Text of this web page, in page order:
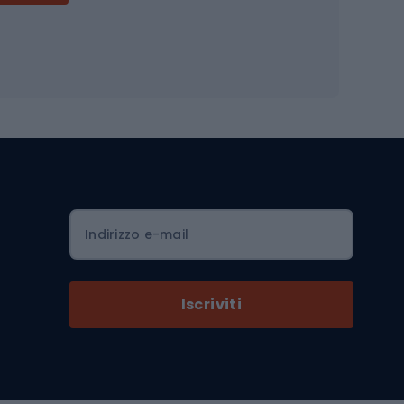
Sedili per cicli
Componenti per biciclette
Selle per biciclette
Pedali da bicicletta
Indirizzo e-mail
Iscriviti